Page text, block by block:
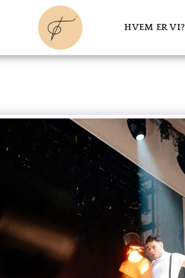
HVEM ER VI?